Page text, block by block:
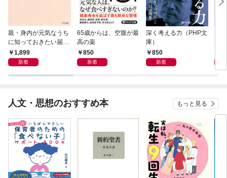
親・身内が元気なうち
に知っておきたい届
出・手続きの準備（き
ずな出版）
1,899
新着
65歳からは、空腹が最
高の薬
850
新着
深く考える力（PHP文
庫）
850
新着
20
界
人文・思想のおすすめ本 もっと見る